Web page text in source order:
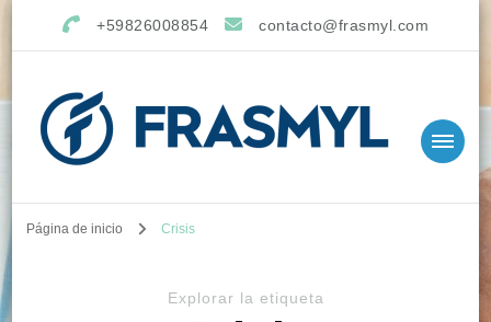
+59826008854 contacto@frasmyl.com
Página de inicio Crisis
Explorar la etiqueta